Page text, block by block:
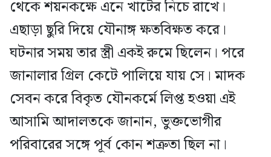
থেকে শয়নকক্ষে এনে খাটের নিচে রাখে।
এছাড়া ছুরি দিয়ে যৌনাঙ্গ ক্ষতবিক্ষত করে।
ঘটনার সময় তার স্ত্রী একই রুমে ছিলেন। পরে
জানালার গ্রিল কেটে পালিয়ে যায় সে। মাদক
সেবন করে বিকৃত যৌনকর্মে লিপ্ত হওয়া এই
আসামি আদালতকে জানান, ভুক্তভোগীর
পরিবারের সঙ্গে পূর্ব কোন শত্রুতা ছিল না।